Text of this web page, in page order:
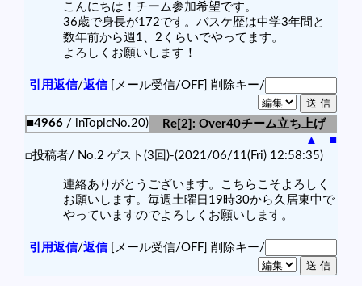
こんにちは！チーム参加希望です。
36歳で身長が172です。バスケ歴は中学3年間と
数年前から週1、2くらいでやってます。
よろしくお願いします！
引用返信/返信[メール受信/OFF] 削除キー/
■4966 / inTopicNo.20)
Re[2]: Over40チーム立ち上げ
▲
■
□投稿者/ No.2 ゲスト(3回)-(2021/06/11(Fri) 12:58:35)
連絡ありがとうございます。こちらこそよろしく
お願いします。毎週土曜日19時30から久居東中で
やっていますのでよろしくお願いします。
引用返信/返信[メール受信/OFF] 削除キー/